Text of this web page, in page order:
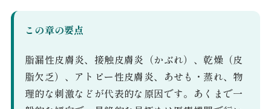
この章の要点
脂漏性皮膚炎、接触皮膚炎（かぶれ）、乾燥（皮
脂欠乏）、アトピー性皮膚炎、あせも・蒸れ、物
理的な刺激などが代表的な原因です。あくまで一